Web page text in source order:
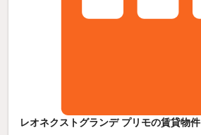
レオネクストグランデ プリモの賃貸物件